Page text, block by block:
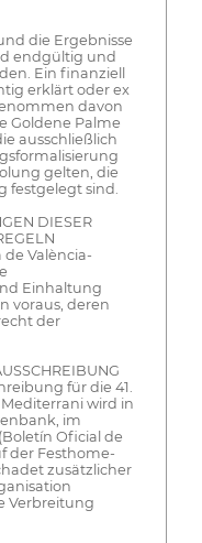
die Ergebnisse
endgültig und
Ein finanziell
erklärt oder ex
davon
Goldene Palme
ausschließlich
gelten, die
festgelegt sind.
DIESER
de València-
Einhaltung
voraus, deren
der
für die 41.
wird in
im
Oficial de
der Festhome-
zusätzlicher
Verbreitung